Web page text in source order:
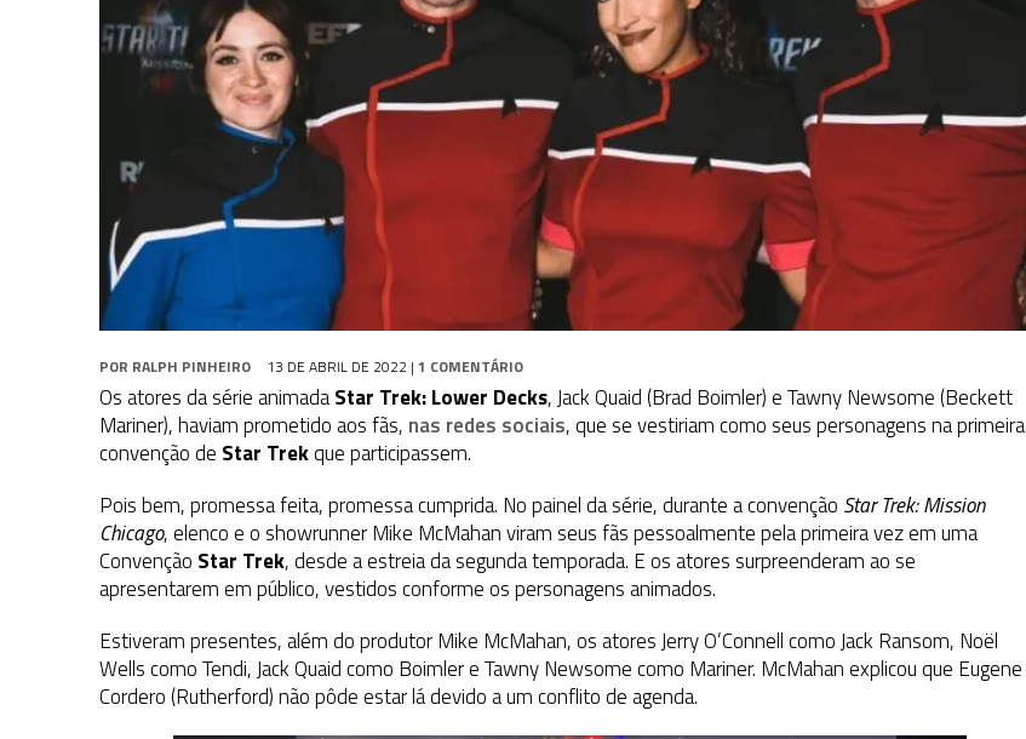
POR RALPH PINHEIRO 13 DE ABRIL DE 2022 | 1 COMENTÁRIO
Os atores da série animadaStar Trek: Lower Decks, Jack Quaid (Brad Boimler) e Tawny Newsome (Beckett
Mariner), haviam prometido aos fãs, nas redes sociais, que se vestiriam como seus personagens na primeira
convenção de Star Trekque participassem.
Pois bem, promessa feita, promessa cumprida. No painel da série, durante a convenção Star Trek: Mission
Chicago, elenco e o showrunner Mike McMahan viram seus fãs pessoalmente pela primeira vez em uma
Convenção Star Trek, desde a estreia da segunda temporada. E os atores surpreenderam ao se
apresentarem em público, vestidos conforme os personagens animados.
Estiveram presentes, além do produtor Mike McMahan, os atores Jerry O’Connell como Jack Ransom, Noël
Wells como Tendi, Jack Quaid como Boimler e Tawny Newsome como Mariner. McMahan explicou que Eugene
Cordero (Rutherford) não pôde estar lá devido a um conflito de agenda.